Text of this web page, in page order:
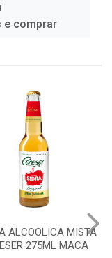
e comprar
ALCOOLICA MISTA
275ML MACA